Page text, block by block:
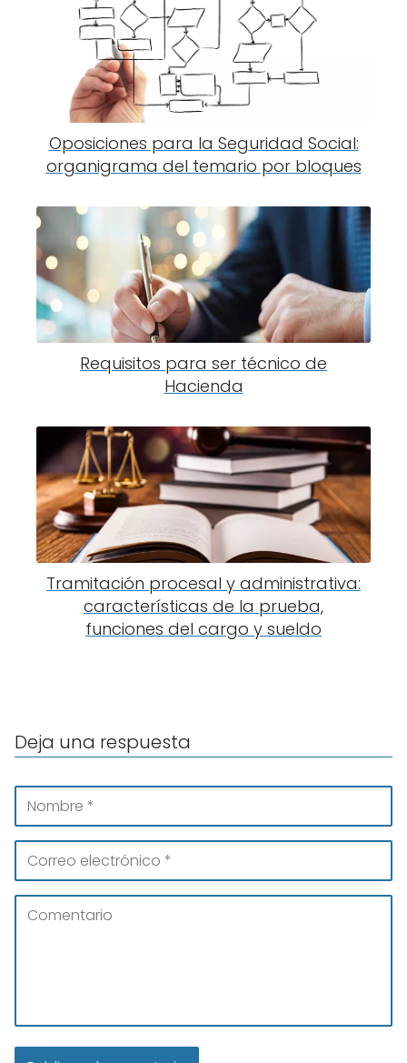
Oposiciones para la Seguridad Social:
organigrama del temario por bloques
Requisitos para ser técnico de
Hacienda
Tramitación procesal y administrativa:
características de la prueba,
funciones del cargo y sueldo
Deja una respuesta